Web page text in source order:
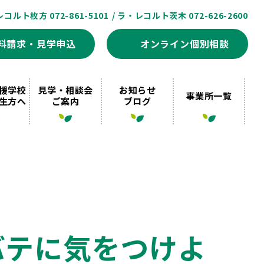
コルト枚方 072-861-5101 / ラ・レコルト茨木 072-626-2600
請求・見学申込 オンライン個別相談
学校
方へ
見学・相談会
ご案内
お知らせ
ブログ
事業所一覧
に気をつけよ